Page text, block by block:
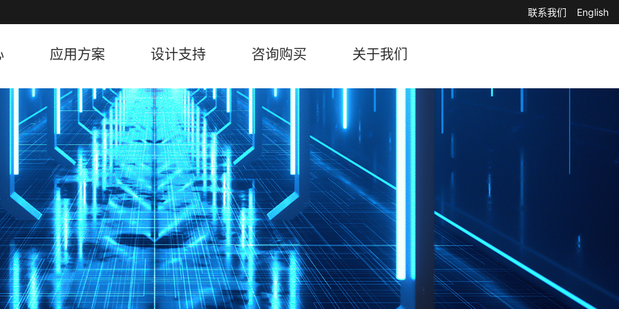
联系我们 English
应用方案 设计支持 咨询购买 关于我们